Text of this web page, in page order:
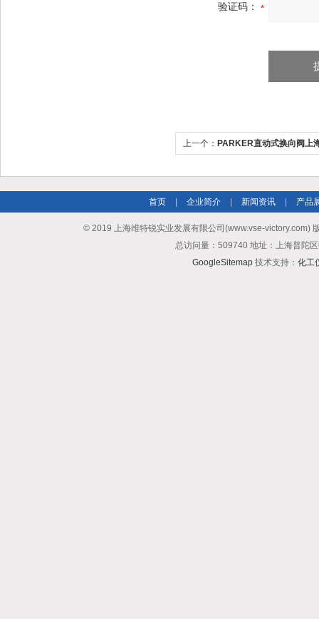
验证码：
上一个： PARKER直动式换向阀上
首页 企业简介 新闻资讯 产品
© 2019 上海维特锐实业发展有限公司(www.vse-victory.com)
总访问量：509740 地址：上海普陀
GoogleSitemap 技术支持： 化工